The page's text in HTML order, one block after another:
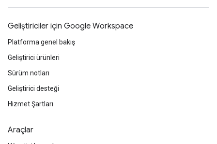
Geliştiriciler için Google Workspace
Platforma genel bakış
Geliştirici ürünleri
Sürüm notları
Geliştirici desteği
Hizmet Şartları
Araçlar